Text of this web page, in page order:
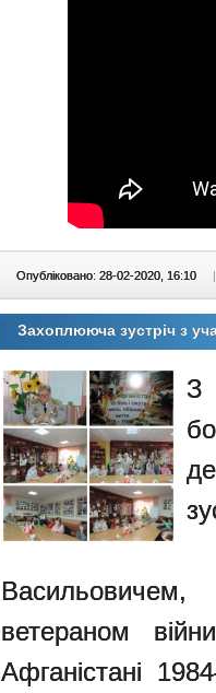
Опубліковано: 28-02-2020, 16:10 |
Захоплююча зустріч з
З
Васильовичем,
ветераном
Афганістані